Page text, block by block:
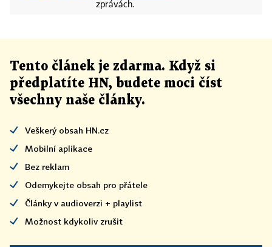
zprávách.
Tento článek je zdarma. Když si
předplatíte HN, budete moci číst
všechny naše články.
Veškerý obsah HN.cz
Mobilní aplikace
Bez reklam
Odemykejte obsah pro přátele
Články v audioverzi + playlist
Možnost kdykoliv zrušit